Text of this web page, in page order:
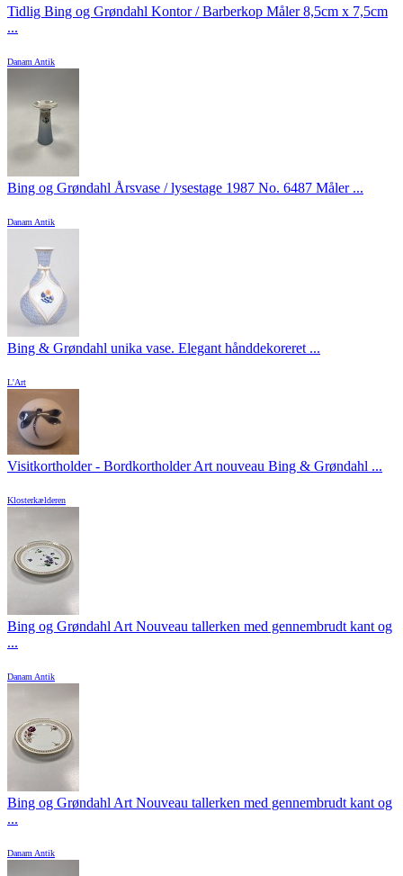
Tidlig Bing og Grøndahl Kontor / Barberkop Måler 8,5cm x 7,5cm
...
Danam Antik
Bing og Grøndahl Årsvase / lysestage 1987 No. 6487 Måler ...
Danam Antik
Bing & Grøndahl unika vase. Elegant hånddekoreret ...
L'Art
Visitkortholder - Bordkortholder Art nouveau Bing & Grøndahl ...
Klosterkælderen
Bing og Grøndahl Art Nouveau tallerken med gennembrudt kant og
...
Danam Antik
Bing og Grøndahl Art Nouveau tallerken med gennembrudt kant og
...
Danam Antik